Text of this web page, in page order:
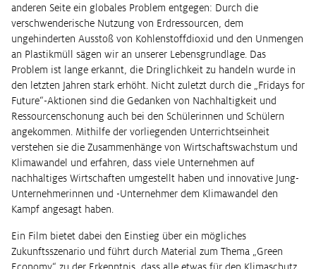
anderen Seite ein globales Problem entgegen: Durch die
verschwenderische Nutzung von Erdressourcen, dem
ungehinderten Ausstoß von Kohlenstoffdioxid und den Unmengen
an Plastikmüll sägen wir an unserer Lebensgrundlage. Das
Problem ist lange erkannt, die Dringlichkeit zu handeln wurde in
den letzten Jahren stark erhöht. Nicht zuletzt durch die „Fridays for
Future“-Aktionen sind die Gedanken von Nachhaltigkeit und
Ressourcenschonung auch bei den Schülerinnen und Schülern
angekommen. Mithilfe der vorliegenden Unterrichtseinheit
verstehen sie die Zusammenhänge von Wirtschaftswachstum und
Klimawandel und erfahren, dass viele Unternehmen auf
nachhaltiges Wirtschaften umgestellt haben und innovative Jung-
Unternehmerinnen und -Unternehmer dem Klimawandel den
Kampf angesagt haben.
Ein Film bietet dabei den Einstieg über ein mögliches
Zukunftsszenario und führt durch Material zum Thema „Green